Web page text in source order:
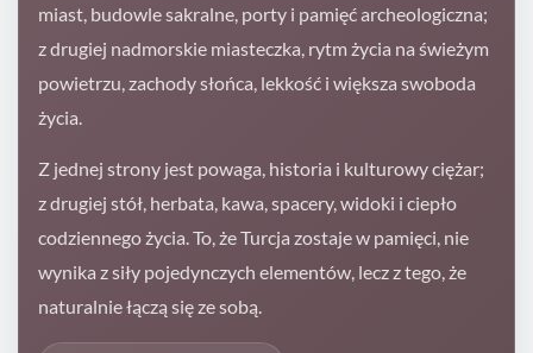
miast, budowle sakralne, porty i pamięć archeologiczna;
z drugiej nadmorskie miasteczka, rytm życia na świeżym
powietrzu, zachody słońca, lekkość i większa swoboda
życia.
Z jednej strony jest powaga, historia i kulturowy ciężar;
z drugiej stół, herbata, kawa, spacery, widoki i ciepło
codziennego życia. To, że Turcja zostaje w pamięci, nie
wynika z siły pojedynczych elementów, lecz z tego, że
naturalnie łączą się ze sobą.